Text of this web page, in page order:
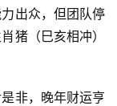
出众，但团队停
猪（巳亥相冲）
非，晚年财运亨